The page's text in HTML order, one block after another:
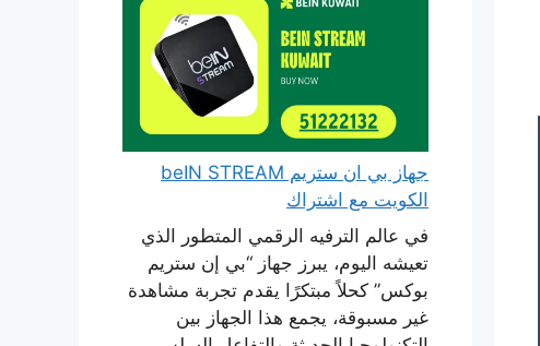
جهاز بي ان ستريم beIN STREAM
الكويت مع اشتراك
في عالم الترفيه الرقمي المتطور الذي
تعيشه اليوم، يبرز جهاز “بي إن ستريم
بوكس” كحلاً مبتكرًا يقدم تجربة مشاهدة
غير مسبوقة، يجمع هذا الجهاز بين